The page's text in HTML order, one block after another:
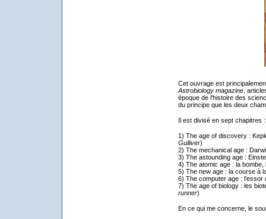
Cet ouvrage est
Astrobiology magazine,
époque de l'histoire des
du principe que les deux
Il est divisé en sept chapitres :
1) The age of discovery :
Gulliver)
2) The mechanical age :
3) The astounding age :
4) The atomic age : la
5) The new age : la course à
6) The computer age : l'essor
7) The age of biology : les
runner)
En ce qui me concerne, le